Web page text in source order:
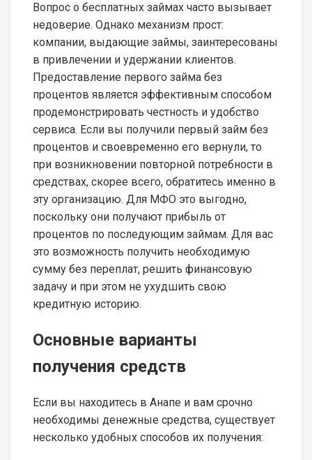
Вопрос о бесплатных займах часто вызывает
недоверие. Однако механизм прост:
компании, выдающие займы, заинтересованы
в привлечении и удержании клиентов.
Предоставление первого займа без
процентов является эффективным способом
продемонстрировать честность и удобство
сервиса. Если вы получили первый займ без
процентов и своевременно его вернули, то
при возникновении повторной потребности в
средствах, скорее всего, обратитесь именно в
эту организацию. Для МФО это выгодно,
поскольку они получают прибыль от
процентов по последующим займам. Для вас
это возможность получить необходимую
сумму без переплат, решить финансовую
задачу и при этом не ухудшить свою
кредитную историю.
Основные варианты
получения средств
Если вы находитесь в Анапе и вам срочно
необходимы денежные средства, существует
несколько удобных способов их получения: